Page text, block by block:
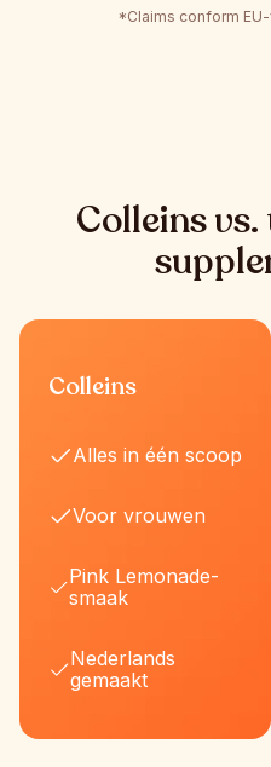
*Claims conform
Colleins
Colleins
Alles in één scoop
Voor vrouwen
Pink Lemonade-
smaak
Nederlands
gemaakt